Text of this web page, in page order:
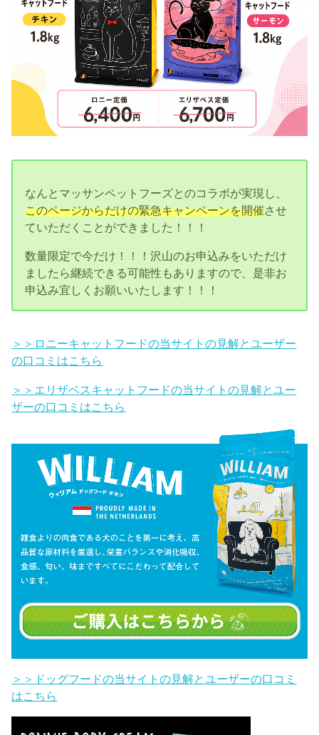
なんとマッサンペットフーズとのコラボが実現し、
このページからだけの緊急キャンペーンを開催させ
ていただくことができました！！！
数量限定で今だけ！！！沢山のお申込みをいただけ
ましたら継続できる可能性もありますので、是非お
申込み宜しくお願いいたします！！！
＞＞ロニーキャットフードの当サイトの見解とユーザー
の口コミはこちら
＞＞エリザベスキャットフードの当サイトの見解とユー
ザーの口コミはこちら
＞＞ドッグフードの当サイトの見解とユーザーの口コミ
はこちら